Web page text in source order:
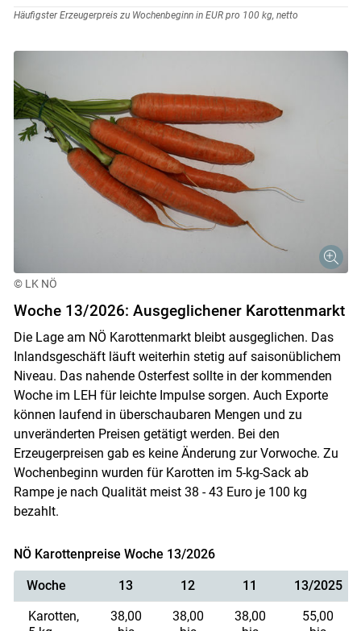
Häufigster Erzeugerpreis zu Wochenbeginn in EUR pro 100 kg, netto
© LK NÖ
Woche 13/2026: Ausgeglichener Karottenmarkt
Die Lage am NÖ Karottenmarkt bleibt ausgeglichen. Das
Inlandsgeschäft läuft weiterhin stetig auf saisonüblichem
Niveau. Das nahende Osterfest sollte in der kommenden
Woche im LEH für leichte Impulse sorgen. Auch Exporte
können laufend in überschaubaren Mengen und zu
unveränderten Preisen getätigt werden. Bei den
Erzeugerpreisen gab es keine Änderung zur Vorwoche. Zu
Wochenbeginn wurden für Karotten im 5-kg-Sack ab
Rampe je nach Qualität meist 38 - 43 Euro je 100 kg
bezahlt.
NÖ Karottenpreise Woche 13/2026
Woche 13 12 11
13/2025
Karotten,
38,00
38,00
38,00
55,00